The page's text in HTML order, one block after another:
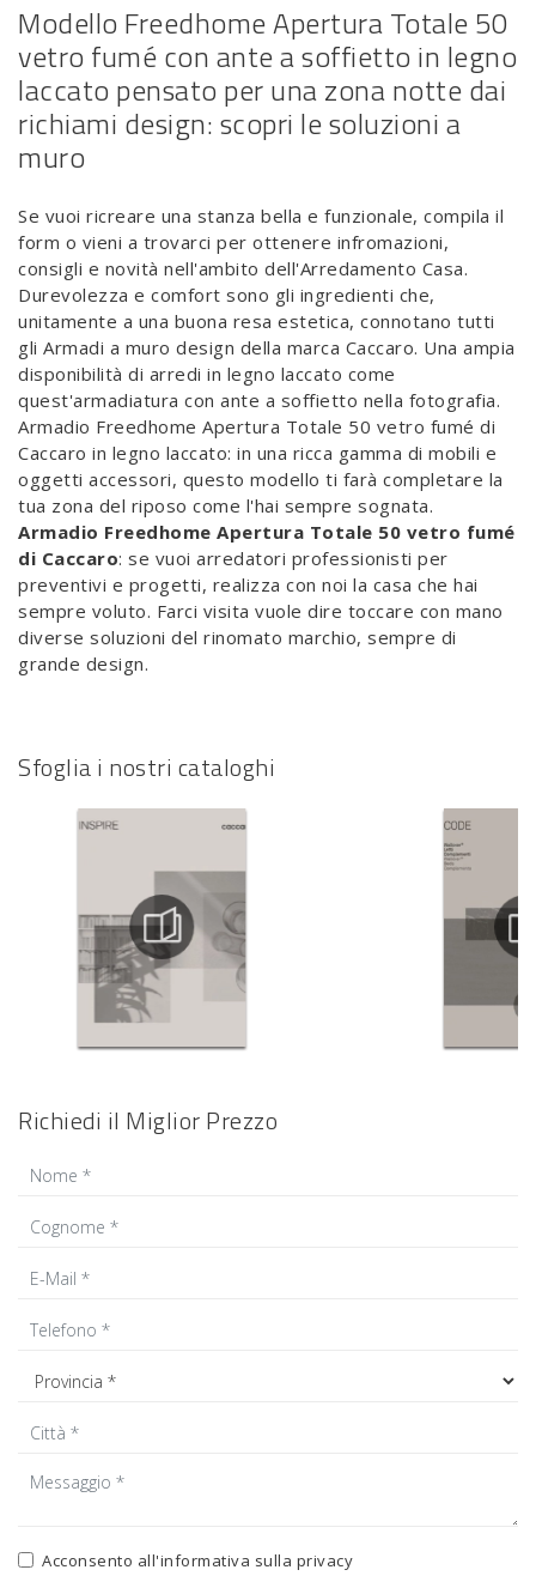
Modello Freedhome Apertura Totale 50
vetro fumé con ante a soffietto in legno
laccato pensato per una zona notte dai
richiami design: scopri le soluzioni a
muro
Se vuoi ricreare una stanza bella e funzionale, compila il
form o vieni a trovarci per ottenere infromazioni,
consigli e novità nell'ambito dell'Arredamento Casa.
Durevolezza e comfort sono gli ingredienti che,
unitamente a una buona resa estetica, connotano tutti
gli Armadi a muro design della marca Caccaro. Una ampia
disponibilità di arredi in legno laccato come
quest'armadiatura con ante a soffietto nella fotografia.
Armadio Freedhome Apertura Totale 50 vetro fumé di
Caccaro in legno laccato: in una ricca gamma di mobili e
oggetti accessori, questo modello ti farà completare la
tua zona del riposo come l'hai sempre sognata.
Armadio Freedhome Apertura Totale 50 vetro fumé
di Caccaro: se vuoi arredatori professionisti per
preventivi e progetti, realizza con noi la casa che hai
sempre voluto. Farci visita vuole dire toccare con mano
diverse soluzioni del rinomato marchio, sempre di
grande design.
Sfoglia i nostri cataloghi
Richiedi il Miglior Prezzo
Acconsento all'informativa sulla privacy